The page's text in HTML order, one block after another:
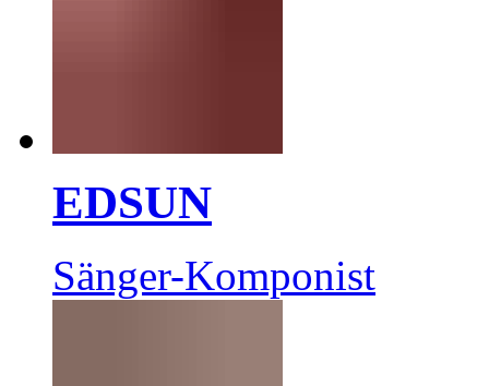
EDSUN
Sänger-Komponist